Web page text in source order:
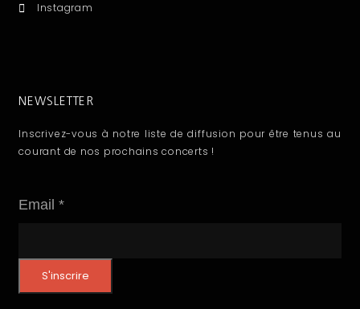
Instagram
NEWSLETTER
Inscrivez-vous à notre liste de diffusion pour être tenus au
courant de nos prochains concerts !
E
Email*
S'inscrire